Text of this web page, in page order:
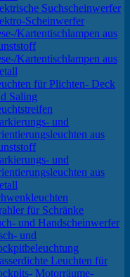
Suchscheinwerfer
Scheinwerfer
Kartentischlampen aus
Kartentischlampen aus
für Plichten- Deck
Saling
und
aus
und
aus
für Schränke
und Handscheinwerfer
und
Leuchten für
Motorräume-